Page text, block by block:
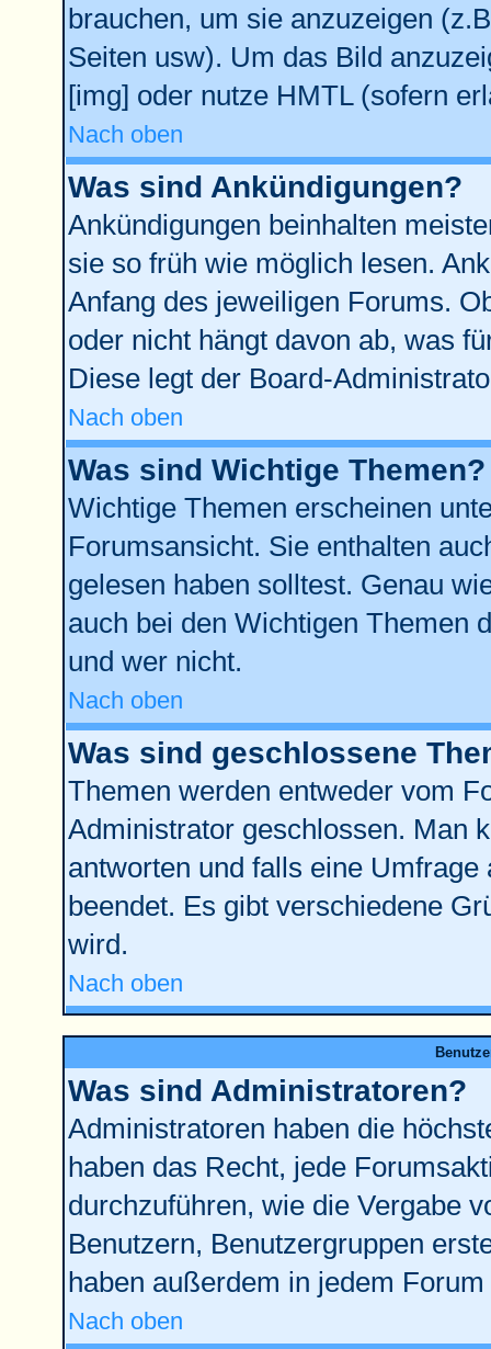
brauchen, um sie anzuzeigen
Seiten usw). Um das Bild
[img] oder nutze HMTL (sofern
Nach oben
Was sind Ankündigungen?
Ankündigungen beinhalten
sie so früh wie möglich lesen.
Anfang des jeweiligen Forums.
oder nicht hängt davon ab, was
Diese legt der Board-
Nach oben
Was sind Wichtige Themen?
Wichtige Themen erscheinen
Forumsansicht. Sie enthalten
gelesen haben solltest. Genau
auch bei den Wichtigen Themen
und wer nicht.
Nach oben
Was sind geschlossene
Themen werden entweder vom
Administrator geschlossen. Man
antworten und falls eine
beendet. Es gibt verschiedene
wird.
Nach oben
Was sind Administratoren?
Administratoren haben die
haben das Recht, jede
durchzuführen, wie die Vergabe
Benutzern, Benutzergruppen
haben außerdem in jedem
Nach oben